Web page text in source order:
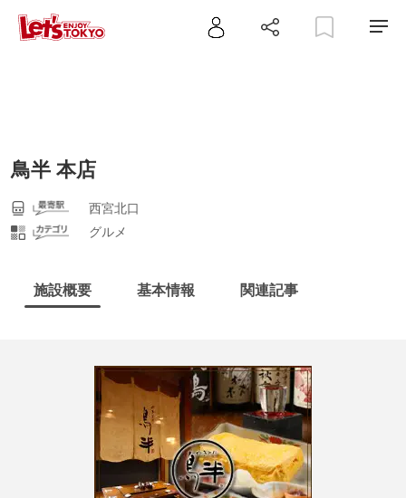
鳥半 本店
西宮北口
グルメ
施設概要 基本情報 関連記事